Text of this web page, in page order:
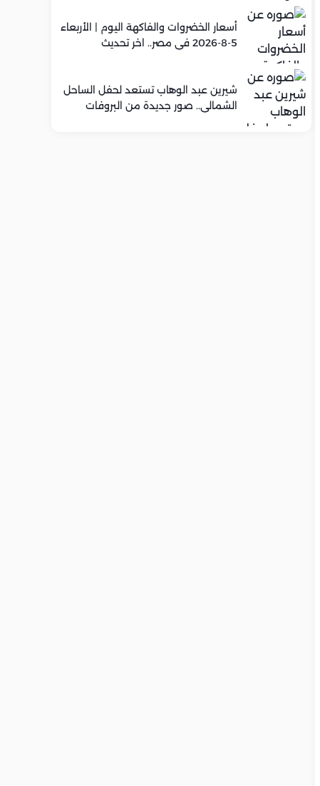
أسعار الخضروات والفاكهة اليوم | الأربعاء
5-8-2026 في مصر.. اخر تحديث
شيرين عبد الوهاب تستعد لحفل الساحل
الشمالي.. صور جديدة من البروفات